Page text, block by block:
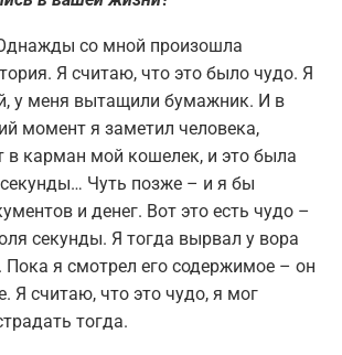
со мной произошла
Я считаю, что это было чудо. Я
у меня вытащили бумажник. И в
момент я заметил человека,
в карман мой кошелек, и это была
Чуть позже – и я бы
и денег. Вот это есть чудо –
секунды. Я тогда вырвал у вора
я смотрел его содержимое – он
Я считаю, что это чудо, я мог
тогда.